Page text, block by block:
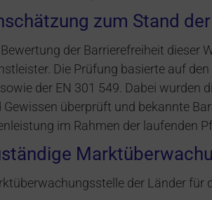
zum Stand
der Barrierefreiheit dieser
Die Prüfung basierte auf
der EN 301 549. Dabei wurden
Gewissen überprüft und bekannte
im Rahmen der laufenden
der Länder für